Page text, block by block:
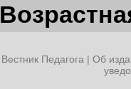
Вестник Педагога | Об